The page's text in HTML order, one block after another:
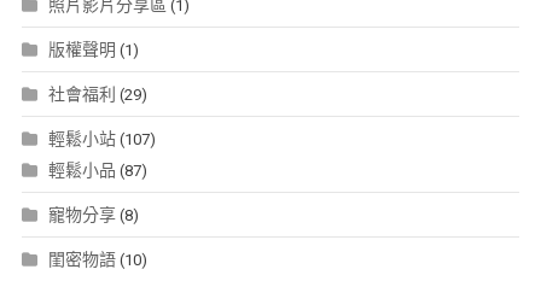
照片影片分享區 (1)
版權聲明 (1)
社會福利 (29)
輕鬆小站(107)
輕鬆小品 (87)
寵物分享(8)
閨密物語(10)